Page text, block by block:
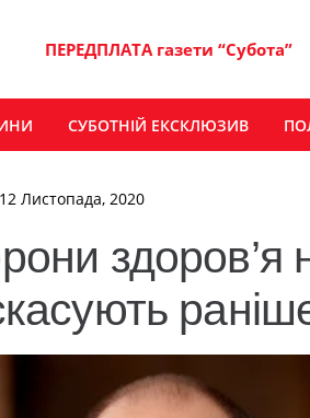
ПЕРЕДПЛАТА газети “Субота”
СУБОТНІЙ ЕКСКЛЮЗИВ
Листопада, 2020